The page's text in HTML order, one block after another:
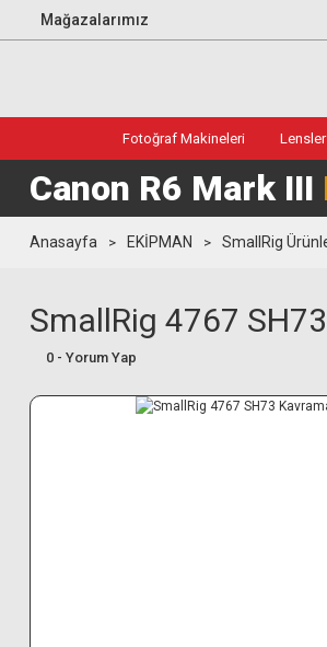
Mağazalarımız
Fotoğraf Makineleri Lensler
Canon R6 Mark III
Anasayfa EKİPMAN SmallRig
SmallRig 4767
0 - Yorum Yap